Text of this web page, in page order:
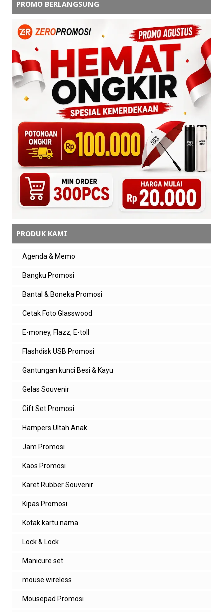
admin zeropromosi
orderannya
Balas
PROMO BERLANGSUNG
PRODUK KAMI
Agenda & Memo
Bangku Promosi
Bantal & Boneka Promosi
Cetak Foto Glasswood
E-money, Flazz, E-toll
Flashdisk USB Promosi
Gantungan kunci Besi & Kayu
Gelas Souvenir
Gift Set Promosi
Hampers Ultah Anak
Jam Promosi
Kaos Promosi
Karet Rubber Souvenir
Kipas Promosi
Kotak kartu nama
Lock & Lock
Manicure set
mouse wireless
Mousepad Promosi